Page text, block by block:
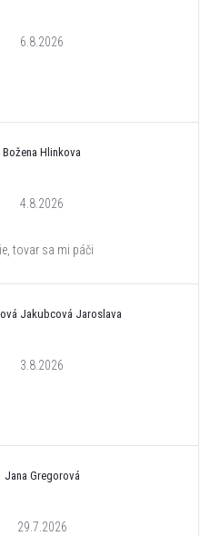
6.8.2026
Božena Hlinkova
4.8.2026
tovar sa mi páči
Jakubcová Jaroslava
3.8.2026
Jana Gregorová
29.7.2026